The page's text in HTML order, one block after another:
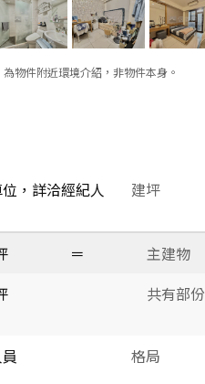
物件附近環境介紹，非物件本身。
建坪
，詳洽經紀人
＝ 主建物
共有部份
格局